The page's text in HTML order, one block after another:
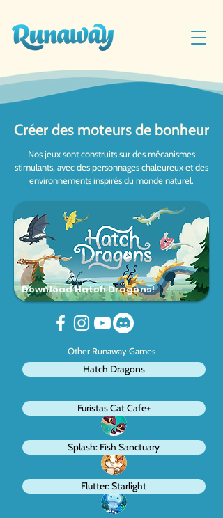
Créer des moteurs de bonheur
Nos jeux sont construits sur des mécanismes
stimulants, avec des personnages chaleureux et des
environnements inspirés du monde naturel.
Download Hatch Dragons!
Other Runaway Games
Hatch Dragons
Furistas Cat Cafe+
Splash: Fish Sanctuary
Flutter: Starlight